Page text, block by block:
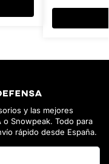
y las mejores
o Snowpeak. Todo para
rápido desde España.